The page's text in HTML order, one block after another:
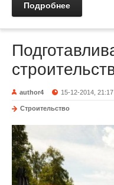
Подробнее
author4 15-12-2014, 21:17
Строительство